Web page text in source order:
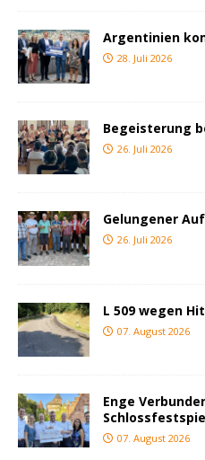
Argentinien
28. Juli 2026
Begeisterung
26. Juli 2026
Gelungener
26. Juli 2026
L 509 wegen
07. August 2026
Enge
07. August 2026